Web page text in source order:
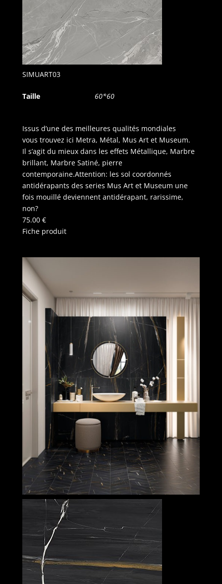
SIMUART03
Taille 60*60
Issus d’une des meilleures qualités mondiales
vous trouvez ici Metra, Métal, Mus Art et Museum.
Il s’agit du mieux dans les effets Métallique, Marbre
brillant, Marbre Satiné, pierre
contemporaine.Attention: les sol coordonnés
antidérapants des series Mus Art et Museum une
fois mouillé deviennent antidérapant, rarissime,
non?
75.00 €
Fiche produit